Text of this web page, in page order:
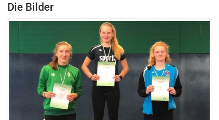
Die Bilder